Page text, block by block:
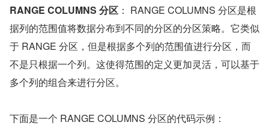
RANGE COLUMNS 分区 ： RANGE COLUMNS 分区是根
据列的范围值将数据分布到不同的分区的分区策略。它类似
于 RANGE 分区，但是根据多个列的范围值进行分区，而
不是只根据一个列。这使得范围的定义更加灵活，可以基于
多个列的组合来进行分区。
下面是一个 RANGE COLUMNS 分区的代码示例：